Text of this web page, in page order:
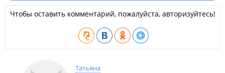
Чтобы оставить комментарий, пожалуйста, авторизуйтесь!
Татьяна